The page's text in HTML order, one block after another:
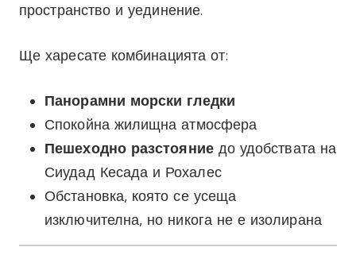
пространство и уединение.
Ще харесате комбинацията от:
Панорамни морски гледки
Спокойна жилищна атмосфера
Пешеходно разстояниедо удобствата на
Сиудад Кесада и Рохалес
Обстановка, която се усеща
изключителна, но никога не е изолирана